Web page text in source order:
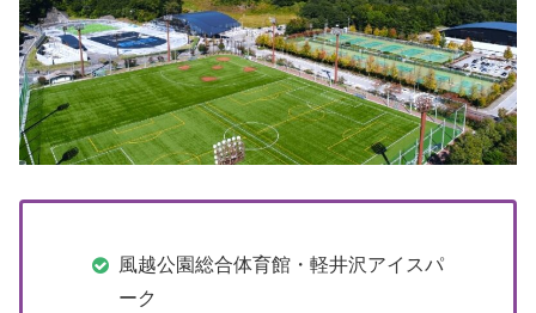
風越公園総合体育館・軽井沢アイスパ
ーク